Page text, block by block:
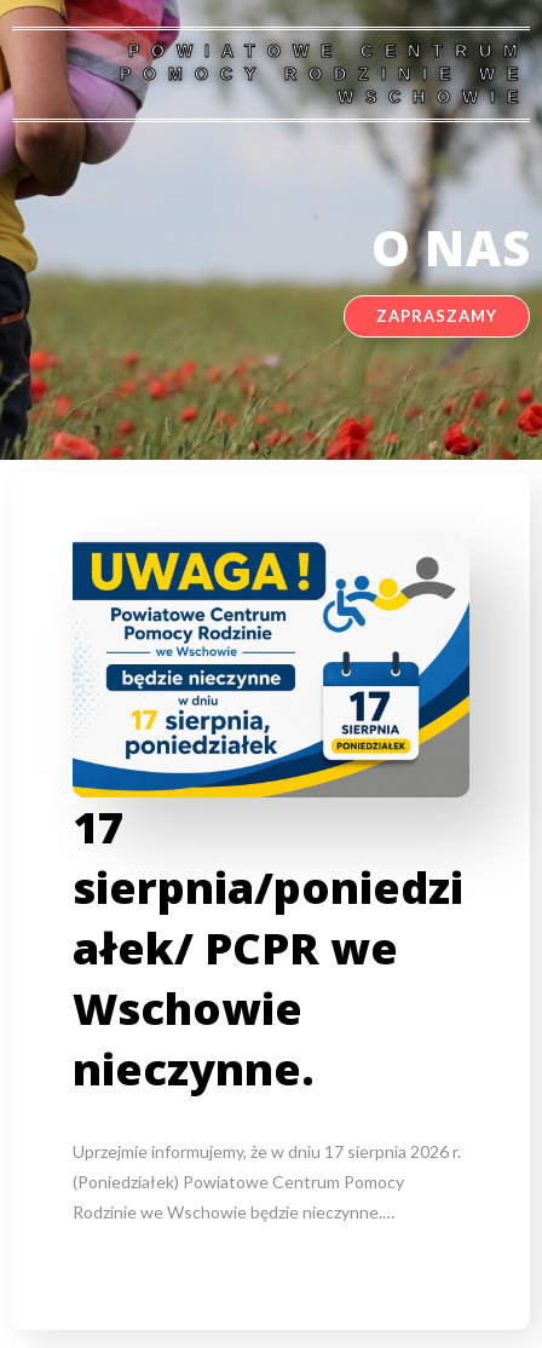
POWIATOWE CENTRUM
POMOCY RODZINIE WE
WSCHOWIE
O NAS
ZAPRASZAMY
17
sierpnia/poniedzi
ałek/ PCPR we
Wschowie
nieczynne.
Uprzejmie informujemy, że w dniu 17 sierpnia 2026 r.
(Poniedziałek) Powiatowe Centrum Pomocy
Rodzinie we Wschowie będzie nieczynne.…